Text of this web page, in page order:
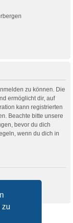
zu
zu können. Die
ermöglicht dir, auf
kann registrierten
Beachte bitte unsere
bevor du dich
wenn du dich in